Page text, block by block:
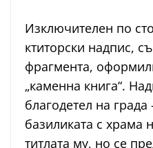
Изключителен по
ктиторски надпис,
фрагмента,
„каменна книга“.
благодетел на
базиликата с храма
титлата му, но се